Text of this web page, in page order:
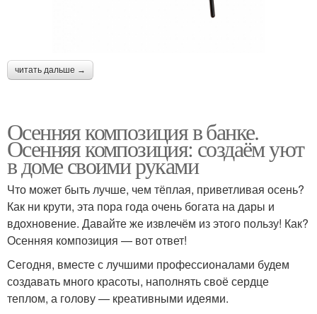
читать дальше →
Осенняя композиция в банке.
Осенняя композиция: создаём уют
в доме своими руками
Что может быть лучше, чем тёплая, приветливая осень?
Как ни крути, эта пора года очень богата на дары и
вдохновение. Давайте же извлечём из этого пользу! Как?
Осенняя композиция — вот ответ!
Сегодня, вместе с лучшими профессионалами будем
создавать много красоты, наполнять своё сердце
теплом, а голову — креативными идеями.